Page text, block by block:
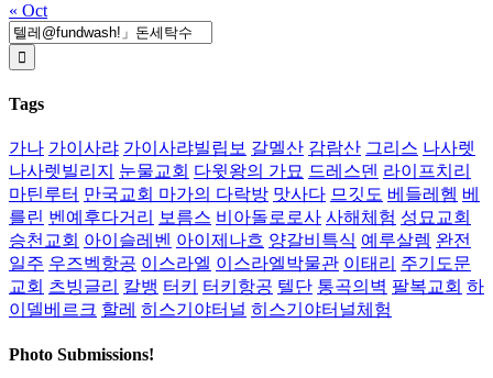
« Oct
Search
for:
Tags
가나 가이사랴 가이사랴빌립보 갈멜산 감람산 그리스 나사렛
나사렛빌리지
눈물교회 다윗왕의 가묘 드레스덴 라이프치리
마틴루터 만국교회 마가의 다락방 맛사다 므깃도 베들레헴 베
를린 벤예후다거리 보름스 비아돌로로사 사해체험 성묘교회
승천교회 아이슬레벤 아이제나흐 양갈비특식 예루살렘 완전
일주 우즈벡항공 이스라엘 이스라엘박물관 이태리 주기도문
교회 츠빙글리 칼뱅 터키 터키항공 텔단 통곡의벽 팔복교회 하
이델베르크 할레 히스기야터널 히스기야터널체험
Photo Submissions!